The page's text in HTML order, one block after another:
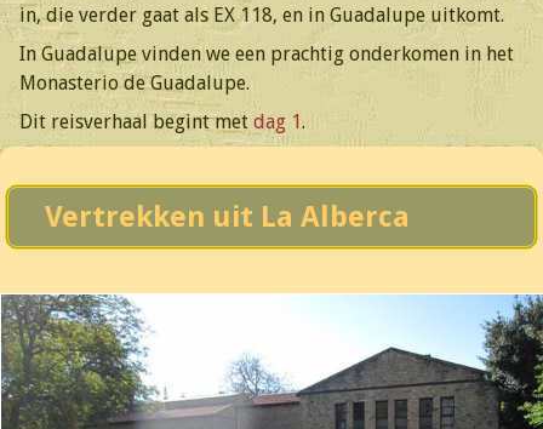
in, die verder gaat als EX 118, en in Guadalupe uitkomt.
In Guadalupe vinden we een prachtig onderkomen in het
Monasterio de Guadalupe.
Dit reisverhaal begint met dag 1 .
Vertrekken uit La Alberca